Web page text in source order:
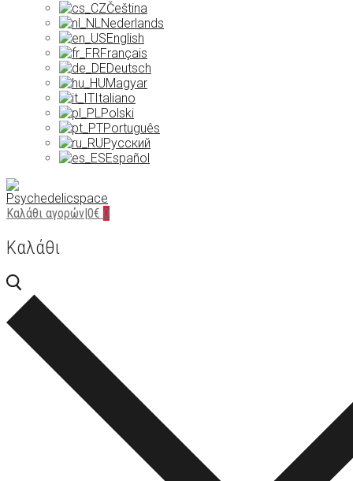
Čeština
Nederlands
English
Français
Deutsch
Magyar
Italiano
Polski
Português
Русский
Español
Καλάθι αγορών|0€ 0
Καλάθι